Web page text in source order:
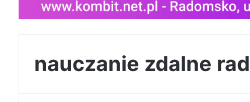
nauczanie zdalne